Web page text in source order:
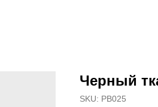
Черный
SKU: PB025